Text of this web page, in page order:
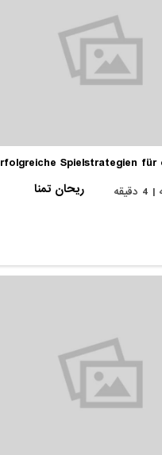
Erfolgreiche Spielstrategien
ریحان تمنا